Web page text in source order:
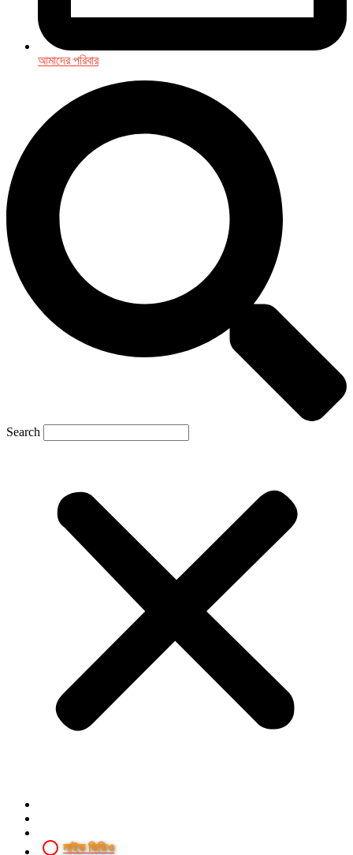
আমাদের পরিবার
Search
লাইভ ভিডিও